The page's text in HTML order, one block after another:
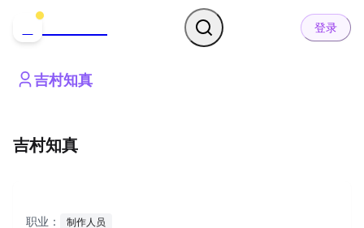
登录
吉村知真
吉村知真
职业： 制作人员